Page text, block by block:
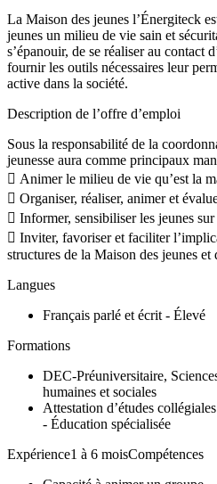
La Maison des jeunes l’Énergiteck
jeunes un milieu de vie sain et
s’épanouir, de se réaliser au contact
fournir les outils nécessaires leur
active dans la société.
Description de l’offre d’emploi
Sous la responsabilité de la
jeunesse aura comme principaux
 Animer le milieu de vie qu’est la
 Organiser, réaliser, animer et
 Informer, sensibiliser les jeunes
 Inviter, favoriser et faciliter
structures de la Maison des jeunes et
Langues
Français parlé et écrit - Élevé
Formations
DEC-Préuniversitaire,
humaines et sociales
Attestation d’études
- Éducation spécialisée
Expérience1 à 6 moisCompétences